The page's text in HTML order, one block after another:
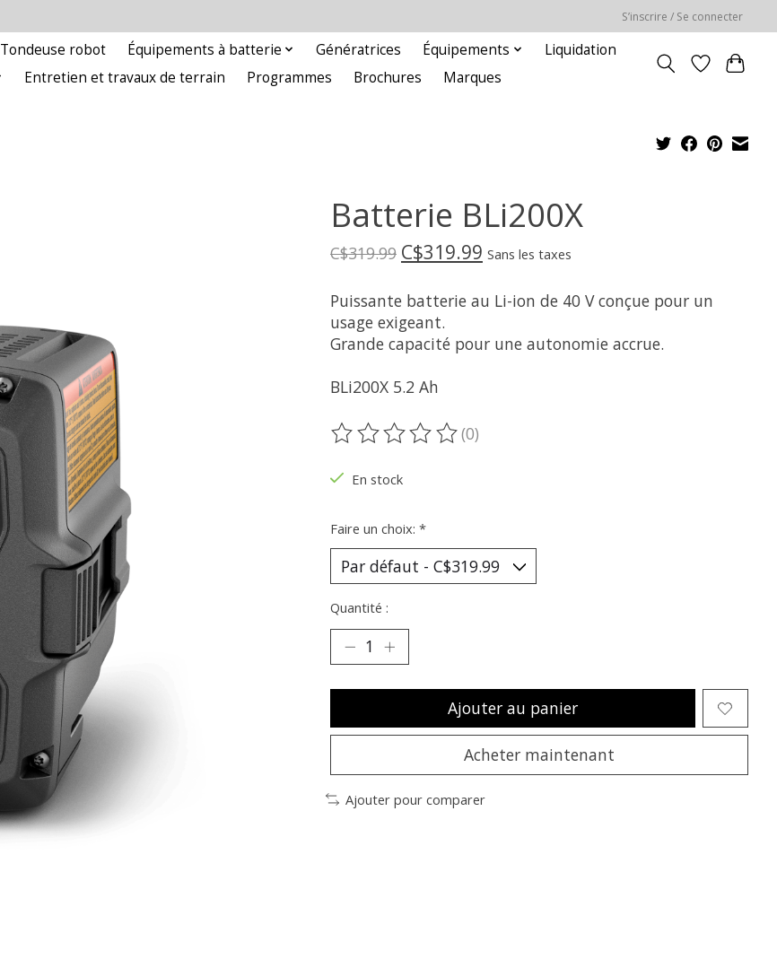
S’inscrire / Se connecter
Tondeuse robot Équipements à batterie Génératrices Équipements
Liquidation
Entretien et travaux de terrain Programmes Brochures Marques
Batterie BLi200X
C$319.99 C$319.99 Sans les taxes
Puissante batterie au Li-ion de 40 V conçue pour un
usage exigeant.
Grande capacité pour une autonomie accrue.
BLi200X 5.2 Ah
Ce produit est évalué à
(0)
En stock
Faire un choix: *
Quantité :
Ajouter au panier
Acheter maintenant
Ajouter pour comparer